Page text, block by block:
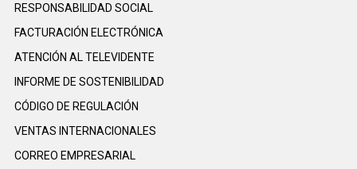
RESPONSABILIDAD SOCIAL
FACTURACIÓN ELECTRÓNICA
ATENCIÓN AL TELEVIDENTE
INFORME DE SOSTENIBILIDAD
CÓDIGO DE REGULACIÓN
VENTAS INTERNACIONALES
CORREO EMPRESARIAL